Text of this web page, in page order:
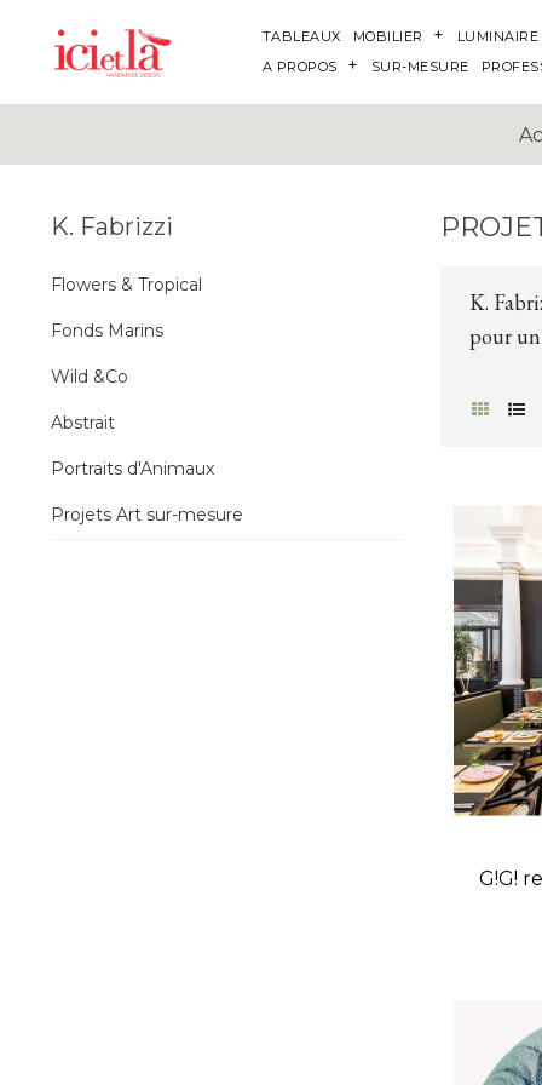
TABLEAUX MOBILIER
LUMINAIRE
A PROPOS
SUR-MESURE
K. Fabrizzi
Flowers & Tropical
Fonds Marins
Wild &Co
Abstrait
Portraits d'Animaux
Projets Art sur-mesure
K.
pour
G!G!